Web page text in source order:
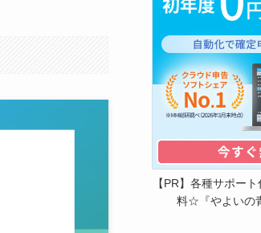
【PR】各種サポー
料☆『やよいの